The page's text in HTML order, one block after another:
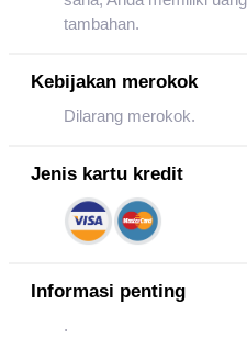
tambahan.
Kebijakan merokok
Dilarang merokok.
Jenis kartu kredit
Informasi penting
.